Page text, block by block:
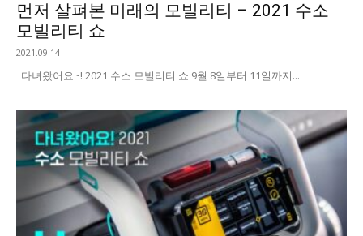
먼저 살펴본 미래의 모빌리티 – 2021 수소
모빌리티 쇼
2021.09.14
다녀왔어요~! 2021 수소 모빌리티 쇼 9월 8일부터 11일까지...